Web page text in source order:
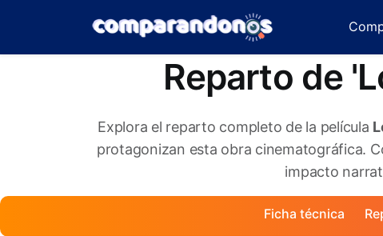
Reparto de
Explora el reparto completo de la película
protagonizan esta obra cinematográfica.
impacto
Ficha técnica